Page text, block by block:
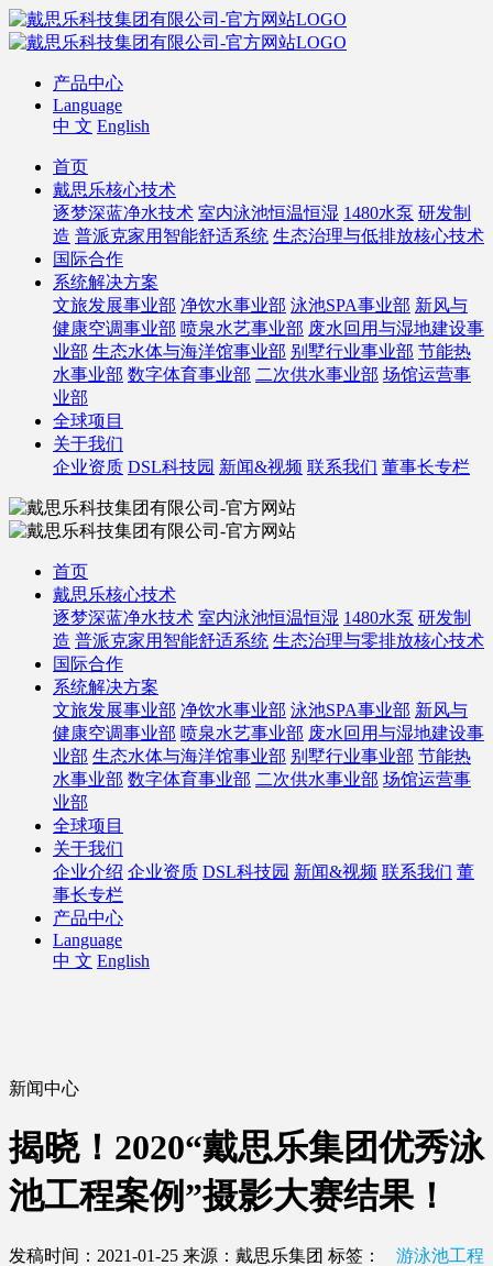
产品中心
Language
中 文 English
首页
戴思乐核心技术
逐梦深蓝净水技术 室内泳池恒温恒湿 1480水泵 研发制
造 普派克家用智能舒适系统 生态治理与低排放核心技术
国际合作
系统解决方案
文旅发展事业部 净饮水事业部 泳池SPA事业部 新风与
健康空调事业部 喷泉水艺事业部 废水回用与湿地建设事
业部 生态水体与海洋馆事业部 别墅行业事业部 节能热
水事业部 数字体育事业部 二次供水事业部 场馆运营事
业部
全球项目
关于我们
企业资质 DSL科技园 新闻&视频 联系我们 董事长专栏
首页
戴思乐核心技术
逐梦深蓝净水技术 室内泳池恒温恒湿 1480水泵 研发制
造 普派克家用智能舒适系统 生态治理与零排放核心技术
国际合作
系统解决方案
文旅发展事业部 净饮水事业部 泳池SPA事业部 新风与
健康空调事业部 喷泉水艺事业部 废水回用与湿地建设事
业部 生态水体与海洋馆事业部 别墅行业事业部 节能热
水事业部 数字体育事业部 二次供水事业部 场馆运营事
业部
全球项目
关于我们
企业介绍 企业资质 DSL科技园 新闻&视频 联系我们 董
事长专栏
产品中心
Language
中 文 English
新闻中心
揭晓！2020“戴思乐集团优秀泳
池工程案例”摄影大赛结果！
发稿时间：2021-01-25 来源：戴思乐集团 标签：
游泳池工程